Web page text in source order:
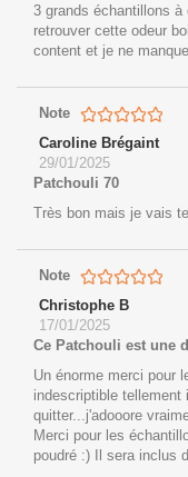
3 grands échantillons
retrouver cette odeur
content et je ne
Note
Caroline Brégaint
29/01/2025
Patchouli 70
Très bon mais je vais
Note
Christophe B
17/01/2025
Ce Patchouli est une
Un énorme merci pour
indescriptible
quitter...j'adooore
Merci pour les
poudré :) Il sera inclus